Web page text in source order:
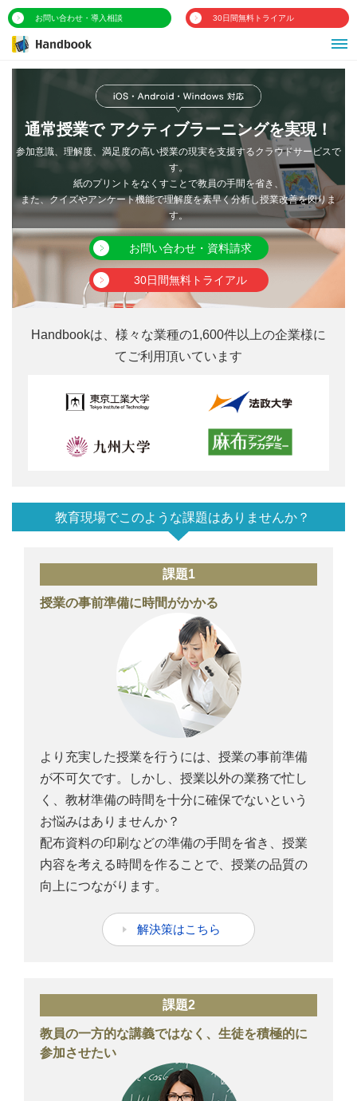
お問い合わせ・導入相談 30日間無料トライアル
通常授業でアクティブラーニングを実現！
参加意識、理解度、満足度の高い授業の現実を支援するクラウドサービスで
す。
紙のプリントをなくすことで教員の手間を省き、
また、クイズやアンケート機能で理解度を素早く分析し授業改善を図りま
す。
お問い合わせ・資料請求
30日間無料トライアル
Handbookは、様々な業種の1,600件以上の企業様に
てご利用頂いています
教育現場でこのような課題はありませんか？
課題1
授業の事前準備に時間がかかる
より充実した授業を行うには、授業の事前準備
が不可欠です。しかし、授業以外の業務で忙し
く、教材準備の時間を十分に確保でないという
お悩みはありませんか？
配布資料の印刷などの準備の手間を省き、授業
内容を考える時間を作ることで、授業の品質の
向上につながります。
解決策はこちら
課題2
教員の一方的な講義ではなく、生徒を積極的に
参加させたい